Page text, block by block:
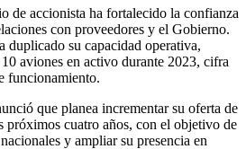
de accionista ha fortalecido la confianza
con proveedores y el Gobierno.
duplicado su capacidad operativa,
aviones en activo durante 2023, cifra
funcionamiento.
que planea incrementar su oferta de
próximos cuatro años, con el objetivo de
y ampliar su presencia en